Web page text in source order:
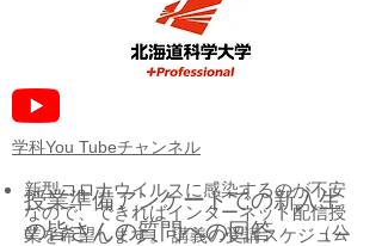
​学科You Tubeチャンネル
​授業準備アンケートでの新入生
の皆さんの質問への回答（公
新型コロナウイルスに感染するのが不安
なので、できればインターネット配信授
業を希望します。 講義の受講スケジュー